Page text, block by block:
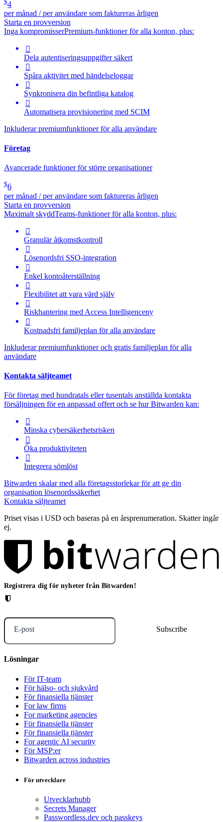
$4
per månad / per användare som faktureras årligen
Starta en provversion
Inga kompromisserPremium-funktioner för alla konton, plus:

Dela autentiseringsuppgifter säkert

Spåra aktivitet med händelseloggar

Synkronisera din befintliga katalog

Automatisera provisionering med SCIM
Inkluderar premiumfunktioner för alla användare
Företag
Avancerade funktioner för större organisationer
$6
per månad / per användare som faktureras årligen
Starta en provversion
Maximalt skyddTeams-funktioner för alla konton, plus:

Granulär åtkomstkontroll

Lösenordsfri SSO-integration

Enkel kontoåterställning

Flexibilitet att vara värd själv

Riskhantering med Access Intelligenceny

Kostnadsfri familjeplan för alla användare
Inkluderar premiumfunktioner och gratis familjeplan för alla
användare
Kontakta säljteamet
För företag med hundratals eller tusentals anställda kontakta
försäljningen för en anpassad offert och se hur Bitwarden kan:

Minska cybersäkerhetsrisken

Öka produktiviteten

Integrera sömlöst
Bitwarden skalar med alla företagsstorlekar för att ge din
organisation lösenordssäkerhet
Kontakta säljteamet
Priset visas i USD och baseras på en årsprenumeration. Skatter ingår
ej.
Registrera dig för nyheter från Bitwarden!
E-post
Lösningar
För IT-team
För hälso- och sjukvård
För finansiella tjänster
For law firms
For marketing agencies
För finansiella tjänster
För finansiella tjänster
For agentic AI security
För MSP:er
Bitwarden across industries
För utvecklare
Utvecklarhubb
Secrets Manager
Passwordless.dev och passkeys